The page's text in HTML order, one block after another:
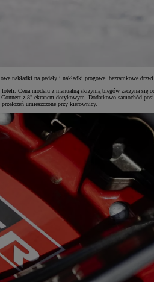
na pedały i nakładki progowe, bezramkowe drzwi
Cena modelu z manualną skrzynią biegów zaczyna się
z 8" ekranem dotykowym. Dodatkowo samochód
umieszczone przy kierownicy.